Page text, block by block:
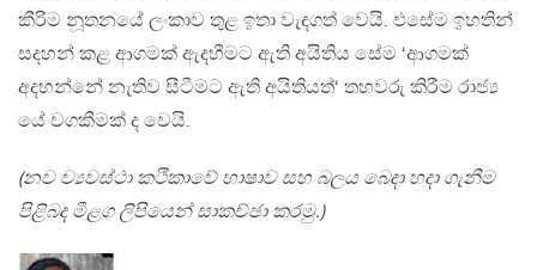
කීරිම නූතනයේ ලංකාව තුළ ඉතා වැදගත් වෙයි. එසේම ඉහතින්
සදහන් කළ ආගමක් ඇදහීමට ඇති අයිතිය සේම ‘ආගමක්
අදහන්නේ නැතිව සීටීමට ඇති අයිතියත්‘ තහවරු කිරීම රාජ්‍ය
යේ වගකීමක් ද වෙයි.
(නව ව්‍යවස්ථා කථිකාවේ භාෂාව සහ බලය බෙදා හදා ගැනීම
පිළිබද මීළග ලිපියෙන් සාකච්ඡා කරමු.)